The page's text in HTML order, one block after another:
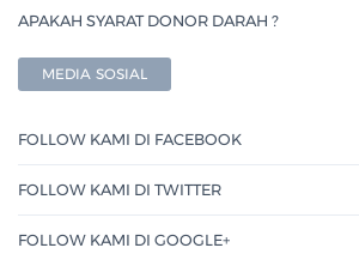
APAKAH SYARAT DONOR DARAH ?
MEDIA SOSIAL
FOLLOW KAMI DI FACEBOOK
FOLLOW KAMI DI TWITTER
FOLLOW KAMI DI GOOGLE+